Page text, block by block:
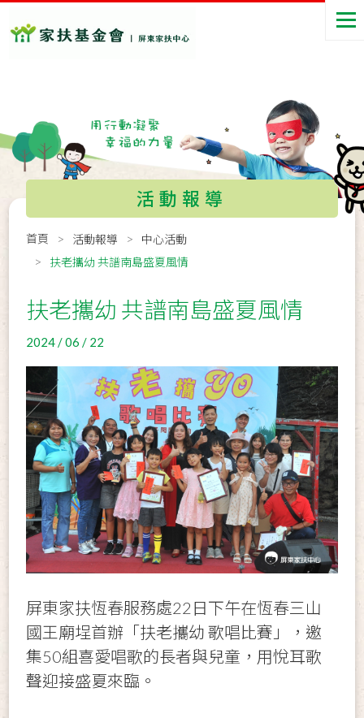
活動報導
首頁 活動報導
中心活動
扶老攜幼 共譜南島盛夏風情
扶老攜幼 共譜南島盛夏風情
2024 / 06 / 22
屏東家扶恆春服務處22日下午在恆春三山
國王廟埕首辦「扶老攜幼 歌唱比賽」，邀
集50組喜愛唱歌的長者與兒童，用悅耳歌
聲迎接盛夏來臨。